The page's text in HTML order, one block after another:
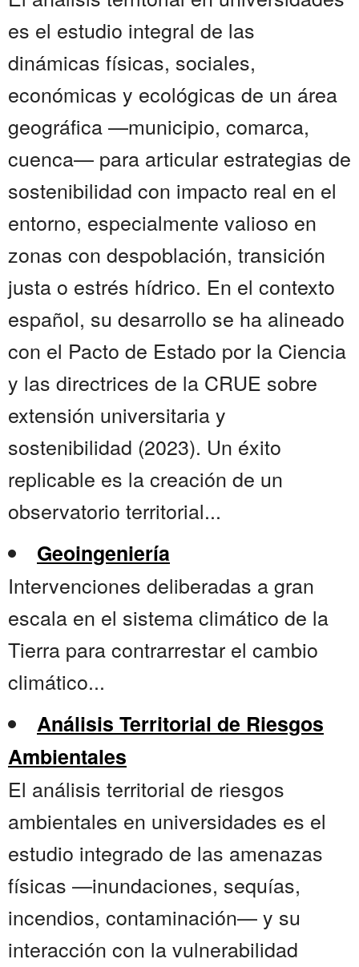
es el estudio integral de las
dinámicas físicas, sociales,
económicas y ecológicas de un área
geográfica —municipio, comarca,
cuenca— para articular estrategias de
sostenibilidad con impacto real en el
entorno, especialmente valioso en
zonas con despoblación, transición
justa o estrés hídrico. En el contexto
español, su desarrollo se ha alineado
con el Pacto de Estado por la Ciencia
y las directrices de la CRUE sobre
extensión universitaria y
sostenibilidad (2023). Un éxito
replicable es la creación de un
observatorio territorial...
Geoingeniería
Intervenciones deliberadas a gran
escala en el sistema climático de la
Tierra para contrarrestar el cambio
climático...
Análisis Territorial de Riesgos
Ambientales
El análisis territorial de riesgos
ambientales en universidades es el
estudio integrado de las amenazas
físicas —inundaciones, sequías,
incendios, contaminación— y su
interacción con la vulnerabilidad